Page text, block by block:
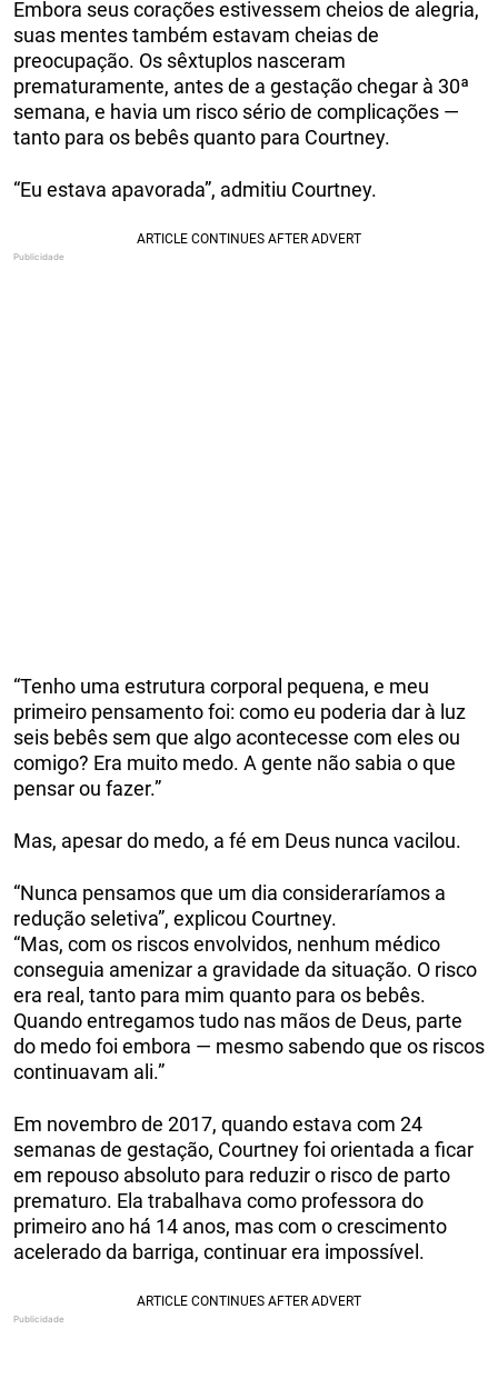
Embora seus corações estivessem cheios de alegria,
suas mentes também estavam cheias de
preocupação. Os sêxtuplos nasceram
prematuramente, antes de a gestação chegar à 30ª
semana, e havia um risco sério de complicações —
tanto para os bebês quanto para Courtney.
“Eu estava apavorada”, admitiu Courtney.
“Tenho uma estrutura corporal pequena, e meu
primeiro pensamento foi: como eu poderia dar à luz
seis bebês sem que algo acontecesse com eles ou
comigo? Era muito medo. A gente não sabia o que
pensar ou fazer.”
Mas, apesar do medo, a fé em Deus nunca vacilou.
“Nunca pensamos que um dia consideraríamos a
redução seletiva”, explicou Courtney.
“Mas, com os riscos envolvidos, nenhum médico
conseguia amenizar a gravidade da situação. O risco
era real, tanto para mim quanto para os bebês.
Quando entregamos tudo nas mãos de Deus, parte
do medo foi embora — mesmo sabendo que os riscos
continuavam ali.”
Em novembro de 2017, quando estava com 24
semanas de gestação, Courtney foi orientada a ficar
em repouso absoluto para reduzir o risco de parto
prematuro. Ela trabalhava como professora do
primeiro ano há 14 anos, mas com o crescimento
acelerado da barriga, continuar era impossível.